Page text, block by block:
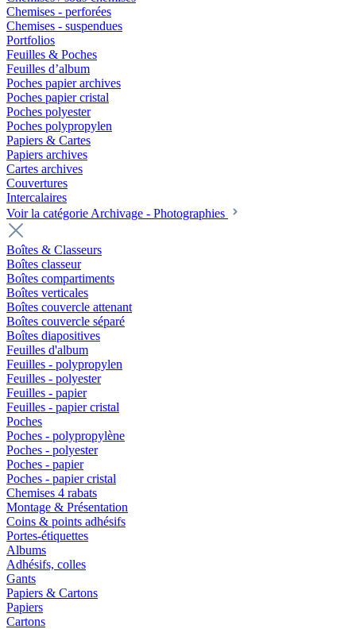
Chemises - perforées
Chemises - suspendues
Portfolios
Feuilles & Poches
Feuilles d’album
Poches papier archives
Poches papier cristal
Poches polyester
Poches polypropylen
Papiers & Cartes
Papiers archives
Cartes archives
Couvertures
Intercalaires
Voir la catégorie Archivage - Photographies
Boîtes & Classeurs
Boîtes classeur
Boîtes compartiments
Boîtes verticales
Boîtes couvercle attenant
Boîtes couvercle séparé
Boîtes diapositives
Feuilles d'album
Feuilles - polypropylen
Feuilles - polyester
Feuilles - papier
Feuilles - papier cristal
Poches
Poches - polypropylène
Poches - polyester
Poches - papier
Poches - papier cristal
Chemises 4 rabats
Montage & Présentation
Coins & points adhésifs
Portes-étiquettes
Albums
Adhésifs, colles
Gants
Papiers & Cartons
Papiers
Cartons